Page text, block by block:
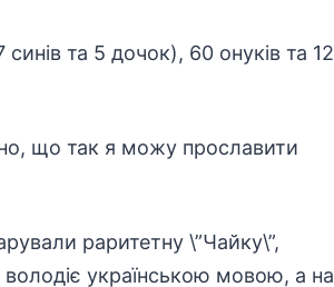
синів та 5 дочок), 60 онуків та 12
що так я можу прославити
раритетну \”Чайку\”,
українською мовою, а на